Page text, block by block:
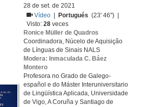
28 de set. de 2021
Vídeo
Portugués (23' 46'') |
Visto:28 veces
Ronice Müller de Quadros
Coordinadora, Núcelo de Aquisição
de Línguas de Sinais NALS
Modera: Inmaculada C. Báez
Montero
Profesora no Grado de Galego-
español e do Máster Interuniversitario
de Lingüística Aplicada, Universidade
de Vigo, A Coruña y Santiago de